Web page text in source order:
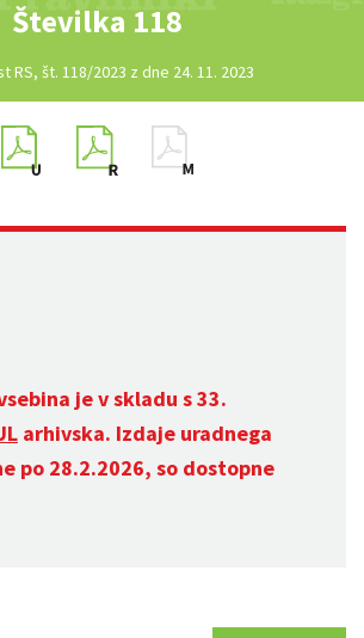
Številka 118
RS, št. 118/2023 z dne 24. 11. 2023
je v skladu s 33.
arhivska. Izdaje uradnega
po 28.2.2026, so dostopne